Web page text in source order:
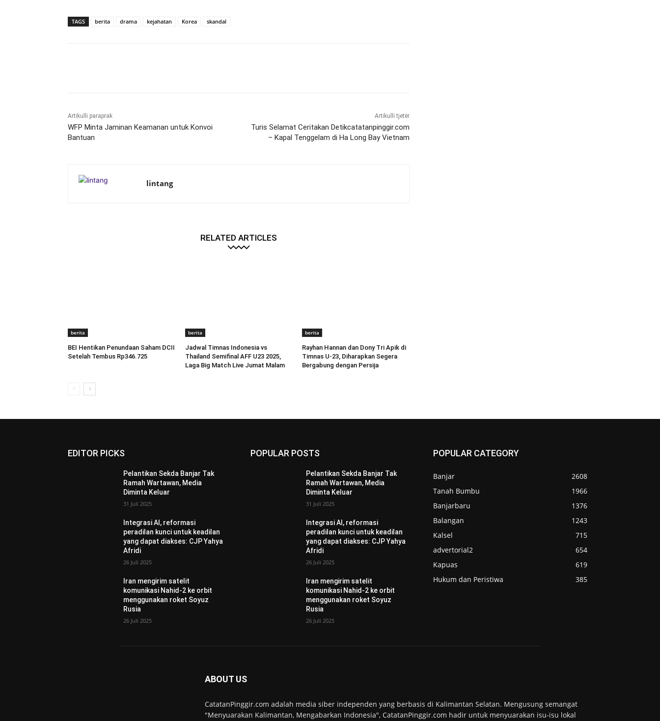
TAGS berita drama kejahatan Korea skandal
Artikulli paraprak
WFP Minta Jaminan Keamanan untuk Konvoi
Bantuan
Artikulli tjetër
Turis Selamat Ceritakan Detikcatatanpinggir.com
– Kapal Tenggelam di Ha Long Bay Vietnam
lintang
RELATED ARTICLES
berita
BEI Hentikan Penundaan Saham DCII
Setelah Tembus Rp346.725
berita
Jadwal Timnas Indonesia vs
Thailand Semifinal AFF U23 2025,
Laga Big Match Live Jumat Malam
berita
Rayhan Hannan dan Dony Tri Apik di
Timnas U-23, Diharapkan Segera
Bergabung dengan Persija
EDITOR PICKS
Pelantikan Sekda Banjar Tak
Ramah Wartawan, Media
Diminta Keluar
31 Juli 2025
Integrasi AI, reformasi
peradilan kunci untuk keadilan
yang dapat diakses: CJP Yahya
Afridi
26 Juli 2025
Iran mengirim satelit
komunikasi Nahid-2 ke orbit
menggunakan roket Soyuz
Rusia
26 Juli 2025
POPULAR POSTS
Pelantikan Sekda Banjar Tak
Ramah Wartawan, Media
Diminta Keluar
31 Juli 2025
Integrasi AI, reformasi
peradilan kunci untuk keadilan
yang dapat diakses: CJP Yahya
Afridi
26 Juli 2025
Iran mengirim satelit
komunikasi Nahid-2 ke orbit
menggunakan roket Soyuz
Rusia
26 Juli 2025
POPULAR CATEGORY
Banjar
2608
Tanah Bumbu
1966
Banjarbaru
1376
Balangan
1243
Kalsel
715
advertorial2
654
Kapuas
619
Hukum dan Peristiwa
385
ABOUT US
CatatanPinggir.com adalah media siber independen yang berbasis di Kalimantan Selatan. Mengusung semangat
"Menyuarakan Kalimantan, Mengabarkan Indonesia", CatatanPinggir.com hadir untuk menyuarakan isu-isu lokal